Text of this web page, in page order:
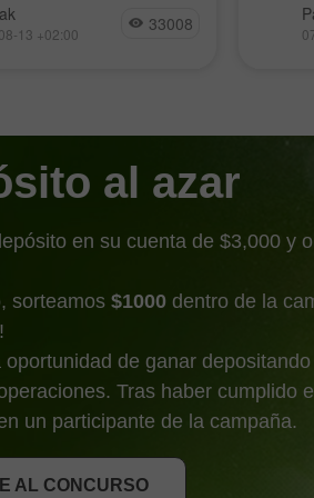
terminaron
13 +02:00 33008
AL CONCURSO
al azar
en su cuenta de $3,000 y
sorteamos $1000 dentro de la
oportunidad de ganar
Tras haber cumplido
un participante de la campaña.
AL CONCURSO
AL CONCURSO
BONO